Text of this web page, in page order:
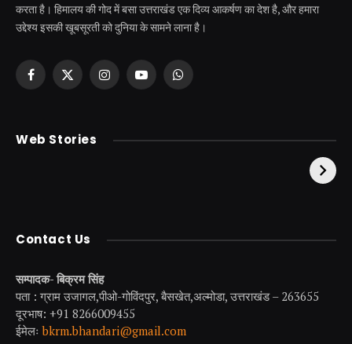
करता है। हिमालय की गोद में बसा उत्तराखंड एक दिव्य आकर्षण का देश है, और हमारा
उद्देश्य इसकी खूबसूरती को दुनिया के सामने लाना है।
Facebook
X
InstagramYouTubeWhatsApp
Web Stories
केदारनाथ से पहले होती है
उत्तराखंड की एक ऐसी
Contact Us
सम्पादक- बिक्रम सिंह
पता : ग्राम उजागल,पीओ-गोविंदपुर, बैसखेत,अल्मोडा, उत्तराखंड – 263655
दूरभाष: +91 8266009455
ईमेलःbkrm.bhandari@gmail.com